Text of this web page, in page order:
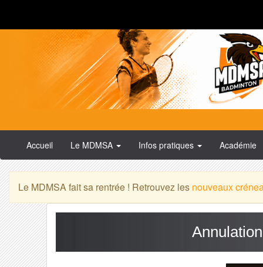
Accueil Le MDMSA Infos pratiques Académie
Le MDMSA fait sa rentrée ! Retrouvez les nouveaux